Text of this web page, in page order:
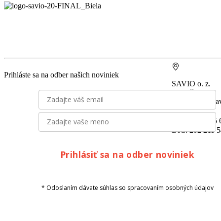
Prihláste sa na odber našich noviniek
Prihlásiť sa na odber noviniek
* Odoslaním dávate súhlas so spracovaním osobných údajov
SAVIO o. z.
Miletičova 7
821 08
IČO: 30 79 95
DIČ: 202 211